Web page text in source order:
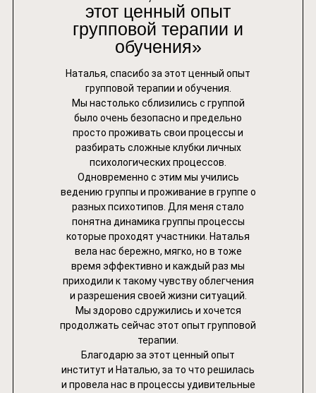
Наталья, спасибо за этот ценный опыт
групповой терапии и обучения.
Мы настолько сблизились с группой
было очень безопасно и предельно
просто проживать свои процессы и
разбирать сложные клубки личных
психологических процессов.
Одновременно с этим мы учились
ведению группы и проживание в группе о
разных психотипов. Для меня стало
понятна динамика группы процессы
которые проходят участники. Наталья
вела нас бережно, мягко, но в тоже
время эффективно и каждый раз мы
приходили к такому чувству облегчения
и разрешения своей жизни ситуаций.
Мы здорово сдружились и хочется
продолжать сейчас этот опыт групповой
терапии.
Благодарю за этот ценный опыт
институт и Наталью, за то что решилась
и провела нас в процессы удивительные
этот ценный опыт
групповой терапии и
обучения»